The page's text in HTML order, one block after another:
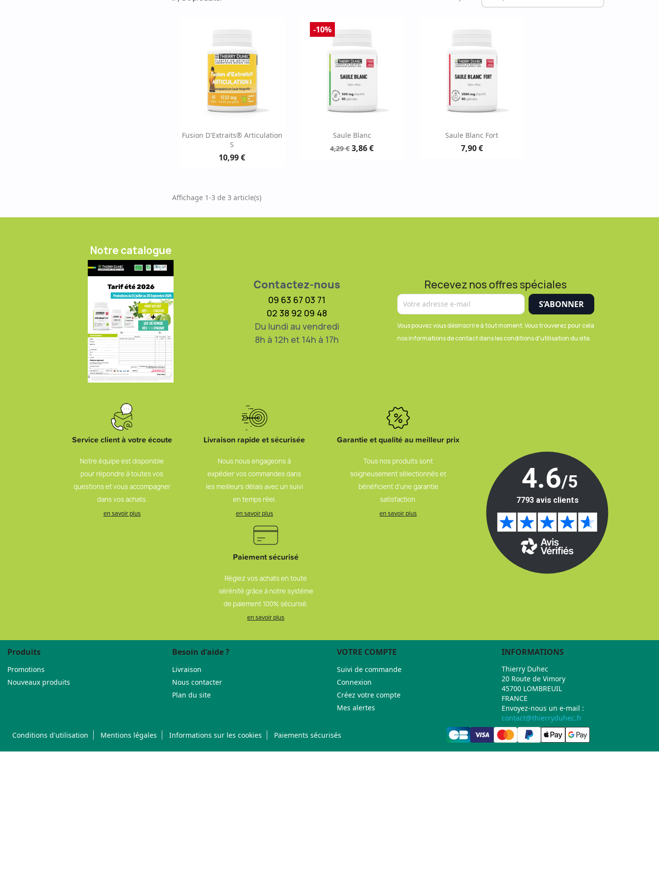
Aperçu rapide
Fusion D'Extraits® Articulation
S
10,99 €
Aperçu rapide
Saule Blanc
4,29 € 3,86 €
-10%
Aperçu rapide
Saule Blanc Fort
7,90 €
Affichage 1-3 de 3 article(s)
Notre catalogue
Contactez-nous
09 63 67 03 71
02 38 92 09 48
Du lundi au vendredi
8h à 12h et 14h à 17h
Recevez nos offres spéciales
Vous pouvez vous désinscrire à tout moment. Vous trouverez pour cela
nos informations de contact dans les conditions d'utilisation du site.
Service client à votre écoute
Notre équipe est disponible
pour répondre à toutes vos
questions et vous accompagner
dans vos achats.
en savoir plus
Livraison rapide et sécurisée
Nous nous engageons à
expédier vos commandes dans
les meilleurs délais avec un suivi
en temps réel.
en savoir plus
Garantie et qualité au meilleur prix
Tous nos produits sont
soigneusement sélectionnés et
bénéficient d’une garantie
satisfaction.
en savoir plus
Paiement sécurisé
Réglez vos achats en toute
sérénité grâce à notre système
de paiement 100% sécurisé.
en savoir plus
Produits
Promotions
Nouveaux produits
Besoin d'aide ?
Livraison
Nous contacter
Plan du site
VOTRE COMPTE
Suivi de commande
Connexion
Créez votre compte
Mes alertes
INFORMATIONS
Thierry Duhec
20 Route de Vimory
45700 LOMBREUIL
FRANCE
Envoyez-nous un e-mail :
contact@thierryduhec.fr
Conditions d'utilisation
Mentions légales Informations sur les cookies Paiements sécurisés